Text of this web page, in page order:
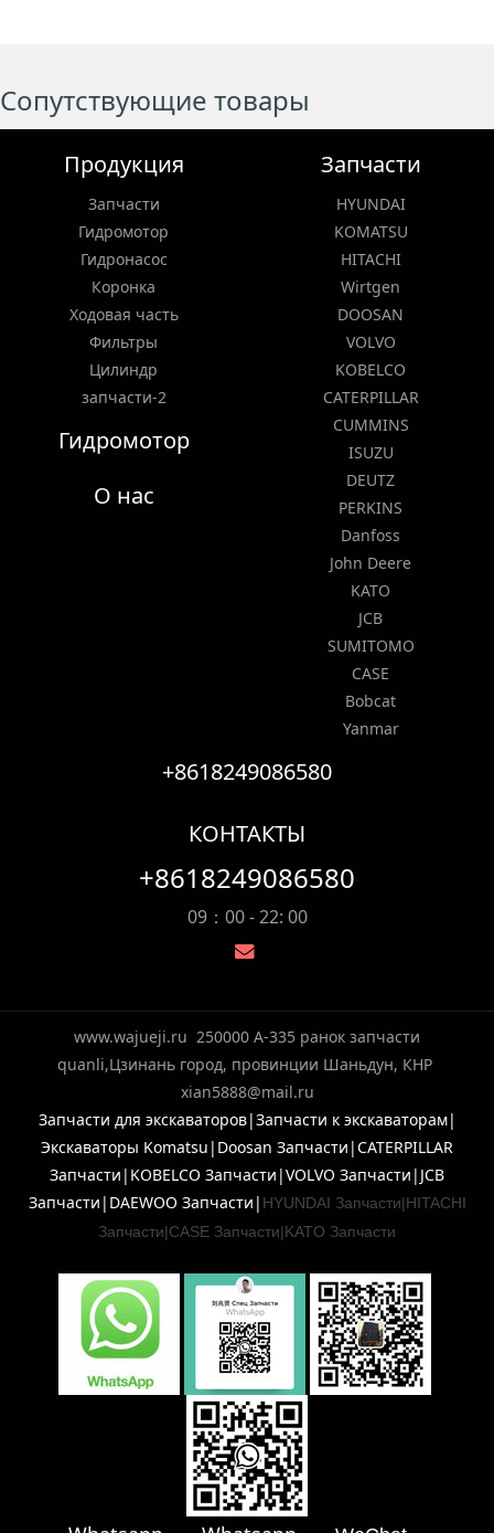
Сопутствующие товары
Продукция
Запчасти
Гидромотор
Гидронасос
Коронка
Ходовая часть
Фильтры
Цилиндр
запчасти-2
Запчасти
HYUNDAI
KOMATSU
HITACHI
Wirtgen
DOOSAN
VOLVO
KOBELCO
CATERPILLAR
CUMMINS
ISUZU
DEUTZ
PERKINS
Danfoss
John Deere
KATO
JCB
SUMITOMO
CASE
Bobcat
Yanmar
Гидромотор
О нас
+8618249086580
КОНТАКТЫ
+8618249086580
09：00 - 22: 00
www.wajueji.ru 250000 A-335 ранок запчасти
quanli,Цзинань город, провинции Шаньдун, КНР
xian5888@mail.ru
Запчасти для экскаваторов|Запчасти к экскаваторам|
Экскаваторы Komatsu|Doosan Запчасти|CATERPILLAR
Запчасти|KOBELCO Запчасти|VOLVO Запчасти|JCB
Запчасти|DAEWOO Запчасти| HYUNDAI Запчасти|HITACHI
Запчасти|CASE Запчасти|KATO Запчасти